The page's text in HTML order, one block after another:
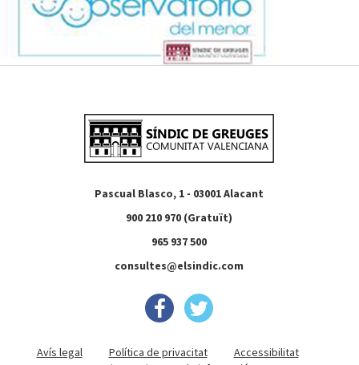
Pascual Blasco, 1 - 03001 Alacant
900 210 970 (Gratuït)
965 937 500
consultes@elsindic.com
Avís legal Política de privacitat
Accessibilitat